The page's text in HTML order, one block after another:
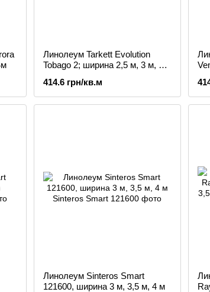
Линолеум Tarkett Evolution
Tobago 2; ширина 2,5 м, 3 м, 3,5
414.6 грн/кв.м
Линолеум Sinteros Smart
121600, ширина 3 м, 3,5 м, 4 м